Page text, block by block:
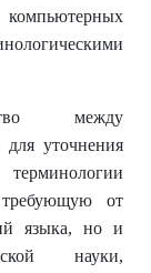
компьютерных
между
уточнения
требующую от
языка, но и
науки,